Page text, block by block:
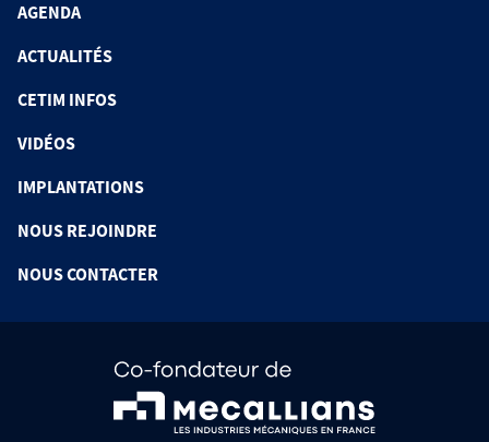
AGENDA
ACTUALITÉS
CETIM INFOS
VIDÉOS
IMPLANTATIONS
NOUS REJOINDRE
NOUS CONTACTER